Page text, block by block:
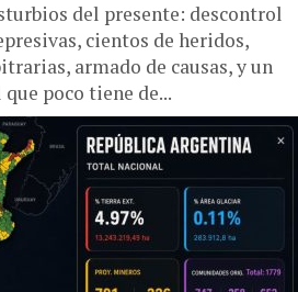
del presente: descontrol
cientos de heridos,
armado de causas, y un
poco tiene de...